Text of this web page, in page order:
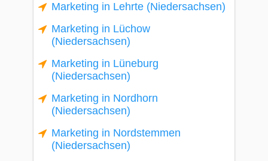
Marketing in Lehrte (Niedersachsen)
Marketing in Lüchow
(Niedersachsen)
Marketing in Lüneburg
(Niedersachsen)
Marketing in Nordhorn
(Niedersachsen)
Marketing in Nordstemmen
(Niedersachsen)